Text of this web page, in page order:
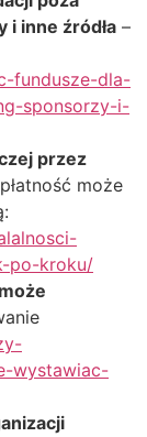
i inne źródła –
fundusze-dla-
sponsorzy-i-
przez
może
po-kroku/
wystawiac-